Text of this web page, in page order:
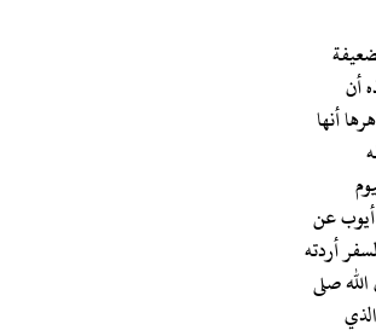
أنها
أردته
صلى